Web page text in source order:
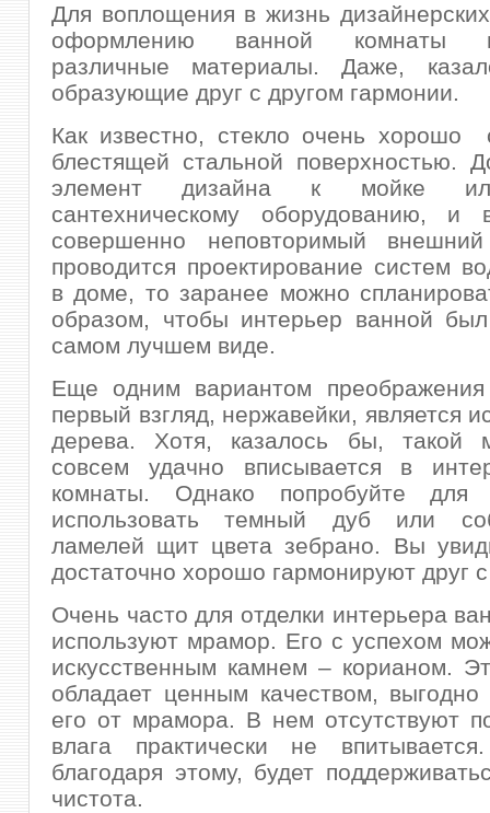
Для воплощения в жизнь
оформлению ванной комнаты
различные материалы. Даже,
образующие друг с другом гармонии.
Как известно, стекло очень хорошо
блестящей стальной поверхностью.
элемент дизайна к мойке
сантехническому оборудованию, и
совершенно неповторимый
проводится проектирование систем
в доме, то заранее можно
образом, чтобы интерьер ванной
самом лучшем виде.
Еще одним вариантом
первый взгляд, нержавейки, является
дерева. Хотя, казалось бы, такой
совсем удачно вписывается в
комнаты. Однако попробуйте для
использовать темный дуб или
ламелей щит цвета зебрано. Вы
достаточно хорошо гармонируют друг
Очень часто для отделки интерьера
используют мрамор. Его с успехом
искусственным камнем – корианом.
обладает ценным качеством,
его от мрамора. В нем отсутствуют
влага практически не
благодаря этому, будет
чистота.